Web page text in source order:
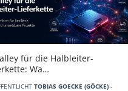
für die Halbleiter-
Wa…
TOBIAS GOECKE (GÖCKE) -